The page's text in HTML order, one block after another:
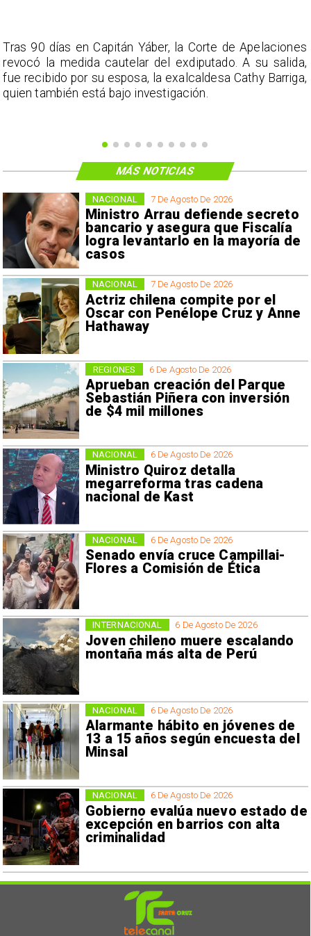
Tras 90 días en Capitán Yáber, la Corte de Apelaciones
revocó la medida cautelar del exdiputado. A su salida,
fue recibido por su esposa, la exalcaldesa Cathy Barriga,
quien también está bajo investigación.
7 De Agosto De 2026
Ministro Arrau defiende secreto
bancario y asegura que Fiscalía
logra levantarlo en la mayoría de
casos
NACIONAL
7 De Agosto De 2026
Actriz chilena compite por el
Oscar con Penélope Cruz y Anne
Hathaway
NACIONAL
6 De Agosto De 2026
Aprueban creación del Parque
Sebastián Piñera con inversión
de $4 mil millones
REGIONES
6 De Agosto De 2026
Ministro Quiroz detalla
megarreforma tras cadena
nacional de Kast
NACIONAL
6 De Agosto De 2026
Senado envía cruce Campillai-
Flores a Comisión de Ética
NACIONAL
6 De Agosto De 2026
Joven chileno muere escalando
montaña más alta de Perú
INTERNACIONAL
6 De Agosto De 2026
Alarmante hábito en jóvenes de
13 a 15 años según encuesta del
Minsal
NACIONAL
6 De Agosto De 2026
Gobierno evalúa nuevo estado de
excepción en barrios con alta
criminalidad
NACIONAL
MÁS NOTICIAS